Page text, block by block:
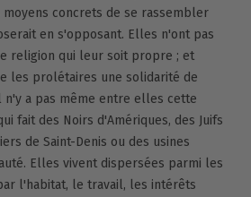
concrets de se rassembler
en s'opposant. Elles n'ont pas
religion qui leur soit propre ; et
les prolétaires une solidarité de
a pas même entre elles cette
fait des Noirs d'Amériques, des Juifs
de Saint-Denis ou des usines
Elles vivent dispersées parmi les
l'habitat, le travail, les intérêts